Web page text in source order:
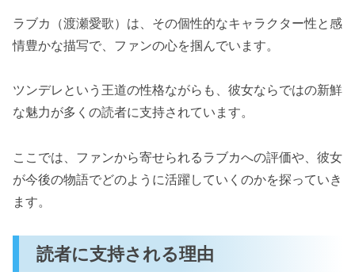
ラブカ（渡瀬愛歌）は、その個性的なキャラクター性と感
情豊かな描写で、ファンの心を掴んでいます。
ツンデレという王道の性格ながらも、彼女ならではの新鮮
な魅力が多くの読者に支持されています。
ここでは、ファンから寄せられるラブカへの評価や、彼女
が今後の物語でどのように活躍していくのかを探っていき
ます。
読者に支持される理由